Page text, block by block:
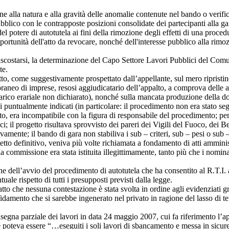
alla natura e alla gravità delle anomalie contenute nel bando o
con le contrapposte posizioni consolidate dei partecipanti alla
potere di autotutela ai fini della rimozione degli effetti di una
dell'atto da revocare, nonché dell'interesse pubblico alla
la determinazione del Capo Settore Lavori Pubblici del
come suggestivamente prospettato dall’appellante, sul mero
di imprese, resosi aggiudicatario dell’appalto, a comprova
erariale non dichiarato), nonché sulla mancata produzione della
indicati (in particolare: il procedimento non era stato
era incompatibile con la figura di responsabile del procedimento;
il progetto risultava sprovvisto dei pareri dei Vigili del Fuoco, dei
il bando di gara non stabiliva i sub – criteri, sub – pesi o sub
definitivo, veniva più volte richiamata a fondamento di atti
era stata istituita illegittimamente, tanto più che i
dell’avvio del procedimento di autotutela che ha consentito al
rispetto di tutti i presupposti previsti dalla legge.
che nessuna contestazione è stata svolta in ordine agli
che si sarebbe ingenerato nel privato in ragione del lasso
parziale dei lavori in data 24 maggio 2007, cui fa riferimento
essere “…eseguiti i soli lavori di sbancamento e messa in